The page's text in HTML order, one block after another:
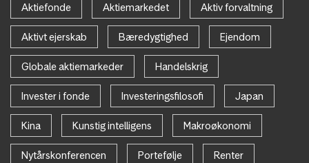
Aktiefonde Aktiemarkedet Aktiv forvaltning
Aktivt ejerskab Bæredygtighed Ejendom
Globale aktiemarkeder Handelskrig
Invester i fonde Investeringsfilosofi Japan
Kina Kunstig intelligens Makroøkonomi
Nytårskonferencen Portefølje Renter